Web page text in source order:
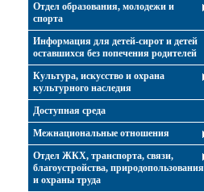
Отдел образования, молодежи и
спорта
Информация для детей-сирот и детей
оставшихся без попечения родителей
Культура, искусство и охрана
культурного наследия
Доступная среда
Межнациональные отношения
Отдел ЖКХ, транспорта, связи,
благоустройства, природопользования
и охраны труда